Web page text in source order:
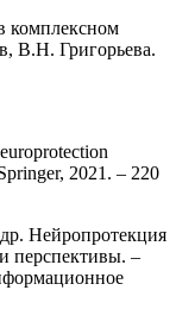
комплексном
В.Н. Григорьева.
2021. – 220
Нейропротекция
перспективы. –